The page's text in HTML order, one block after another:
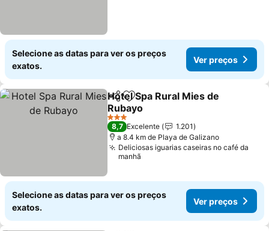
Selecione as datas para ver os preços
exatos.
Ver preços
PartilharAdicionar aos favoritos
Hotel Spa Rural Mies de
Rubayo
3 Estrelas
8,7 Excelente
1.201
a 8.4 km de Playa de Galizano
Deliciosas iguarias caseiras no café da
manhã
Selecione as datas para ver os preços
exatos.
Ver preços